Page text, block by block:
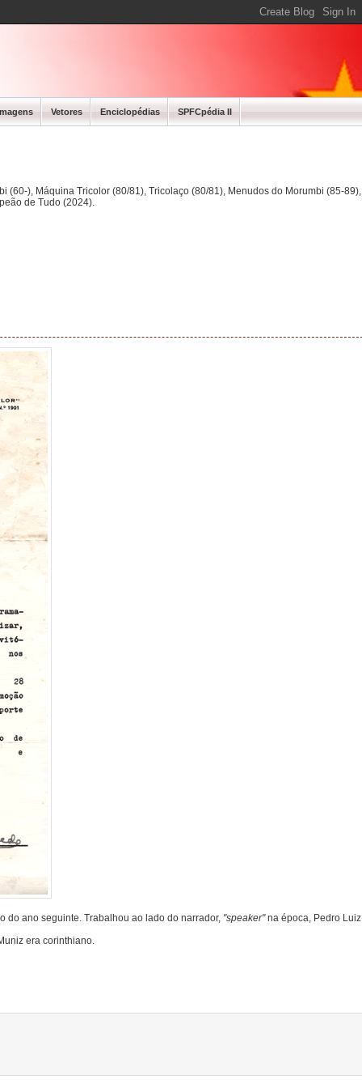
Vetores Enciclopédias SPFCpédia II
), Máquina Tricolor (80/81), Tricolaço (80/81), Menudos do Morumbi (85-
de Tudo (2024).
do ano seguinte. Trabalhou ao lado do narrador, "speaker"na época, Pedro
era corinthiano.